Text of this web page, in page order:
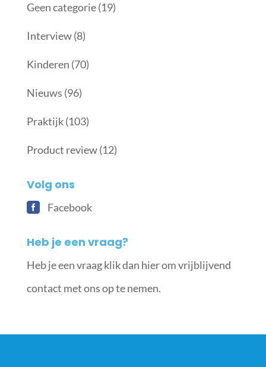
Geen categorie(19)
Interview(8)
Kinderen (70)
Nieuws (96)
Praktijk(103)
Product review(12)
Volg ons
Facebook
Heb je een vraag?
Heb je een vraag klik dan hier om vrijblijvend
contact met ons op te nemen.